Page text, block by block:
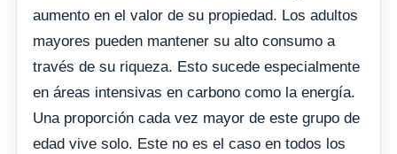
aumento en el valor de su propiedad. Los adultos
mayores pueden mantener su alto consumo a
través de su riqueza. Esto sucede especialmente
en áreas intensivas en carbono como la energía.
Una proporción cada vez mayor de este grupo de
edad vive solo. Este no es el caso en todos los